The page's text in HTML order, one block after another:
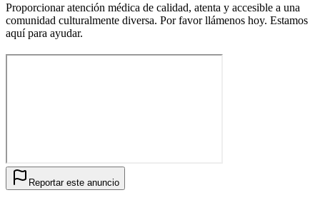
Proporcionar atención médica de calidad, atenta y accesible a una
comunidad culturalmente diversa. Por favor llámenos hoy. Estamos
aquí para ayudar.
Reportar este anuncio